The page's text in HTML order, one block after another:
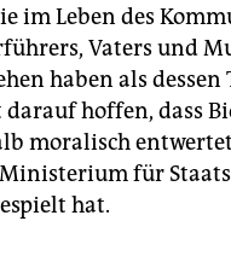
im Leben des
Vaters und
haben als dessen
darauf hoffen, dass
moralisch
für
hat.